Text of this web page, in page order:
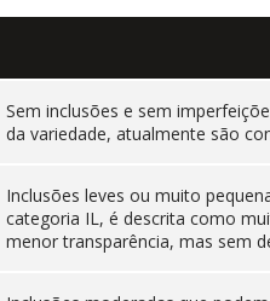
Sem inclusões e sem
da variedade, atualmente são
Inclusões leves ou muito
categoria IL, é descrita como
menor transparência, mas sem